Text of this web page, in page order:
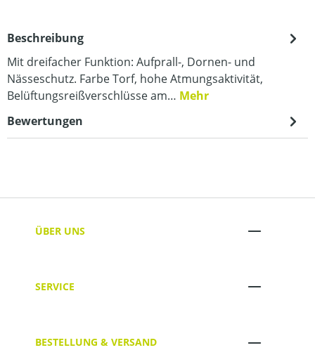
Beschreibung
Mit dreifacher Funktion: Aufprall-, Dornen- und
Nässeschutz. Farbe Torf, hohe Atmungsaktivität,
Belüftungsreißverschlüsse am… Mehr
Bewertungen
ÜBER UNS
SERVICE
BESTELLUNG & VERSAND